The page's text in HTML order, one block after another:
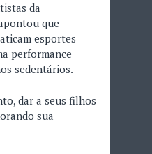
da
que
esportes
performance
sedentários.
dar a seus filhos
sua